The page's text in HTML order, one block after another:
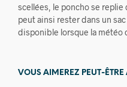
scellées, le poncho se
peut ainsi rester dans un
disponible lorsque la météo
VOUS AIMEREZ PEUT-